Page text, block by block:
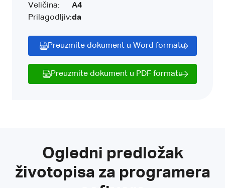
Veličina:
Prilagodljiv:
A4
da
Preuzmite dokument u Word formatu
Preuzmite dokument u PDF formatu
Ogledni predložak
životopisa za programera